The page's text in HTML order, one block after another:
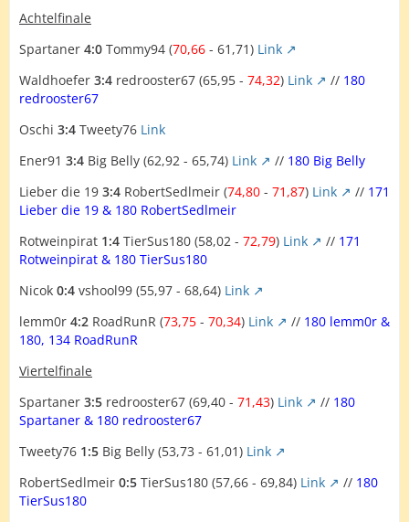
Achtelfinale
Spartaner 4:0 Tommy94 (70,66 - 61,71) Link
Waldhoefer 3:4 redrooster67 (65,95 - 74,32) Link // 180
redrooster67
Oschi 3:4 Tweety76 Link
Ener91 3:4 Big Belly (62,92 - 65,74) Link // 180 Big Belly
Lieber die 19 3:4 RobertSedlmeir (74,80 - 71,87) Link // 171
Lieber die 19 & 180 RobertSedlmeir
Rotweinpirat 1:4 TierSus180 (58,02 - 72,79) Link // 171
Rotweinpirat & 180 TierSus180
Nicok 0:4 vshool99 (55,97 - 68,64) Link
lemm0r 4:2 RoadRunR (73,75 - 70,34) Link // 180 lemm0r &
180, 134 RoadRunR
Viertelfinale
Spartaner 3:5 redrooster67 (69,40 - 71,43) Link // 180
Spartaner & 180 redrooster67
Tweety76 1:5 Big Belly (53,73 - 61,01) Link
RobertSedlmeir 0:5 TierSus180 (57,66 - 69,84) Link // 180
TierSus180